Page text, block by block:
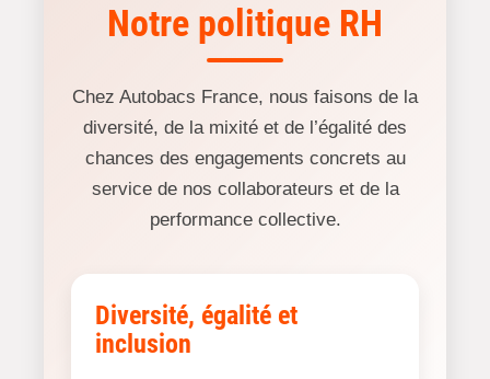
Notre politique RH
Chez Autobacs France, nous faisons de la
diversité, de la mixité et de l’égalité des
chances des engagements concrets au
service de nos collaborateurs et de la
performance collective.
Diversité, égalité et
inclusion